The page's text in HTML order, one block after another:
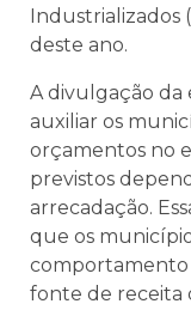
Industrializados
deste ano.
A divulgação da
auxiliar os
orçamentos no
previstos
arrecadação.
que os
comportamento
fonte de receita